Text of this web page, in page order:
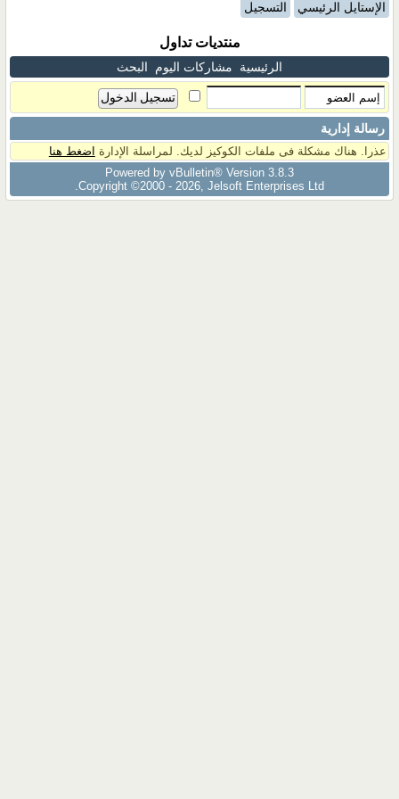
الإستايل الرئيسي التسجيل
منتديات تداول
الرئيسية مشاركات اليوم البحث
رسالة إدارية
عذرا. هناك مشكلة فى ملفات الكوكيز لديك. لمراسلة الإدارة اضغط هنا
Powered by vBulletin® Version 3.8.3
Copyright ©2000 - 2026, Jelsoft Enterprises Ltd.